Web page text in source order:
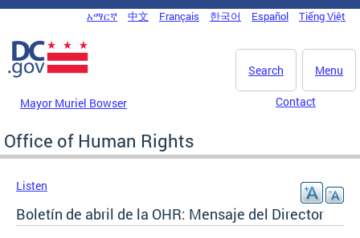
Skip to main content
DC Agency Top Menu
አማርኛ 中文 Français 한국어 Español Tiếng Việt
Menu
Search
Mayor Muriel Bowser Contact
Office of Human Rights
Listen
Boletín de abril de la OHR: Mensaje del Director